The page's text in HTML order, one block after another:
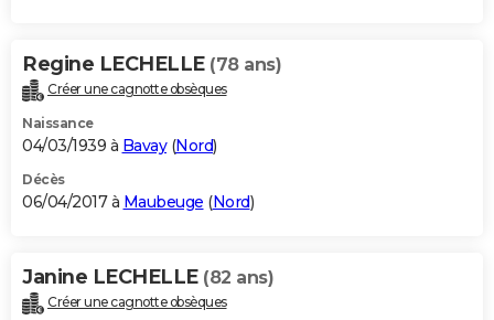
Regine LECHELLE (78 ans)
Créer une cagnotte obsèques
Naissance
04/03/1939 à Bavay(Nord)
Décès
06/04/2017 à Maubeuge (Nord)
Janine LECHELLE (82 ans)
Créer une cagnotte obsèques